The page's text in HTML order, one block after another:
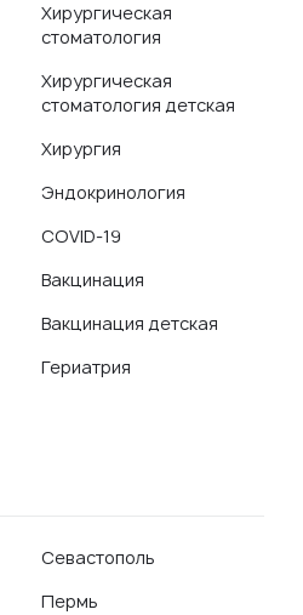
Хирургическая
стоматология
Хирургическая
стоматология детская
Хирургия
Эндокринология
COVID-19
Вакцинация
Вакцинация детская
Гериатрия
Севастополь
Пермь